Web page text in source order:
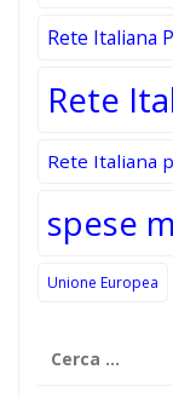
Rete Italiana
Rete
Rete Italiana
spese
Unione Europea
per: